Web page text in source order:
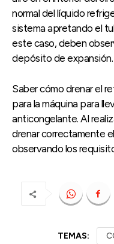
normal del líquido
sistema apretando el
este caso, deben
depósito de expansión.
Saber cómo drenar el
para la máquina para
anticongelante. Al
drenar correctamente
observando los
TEMAS: